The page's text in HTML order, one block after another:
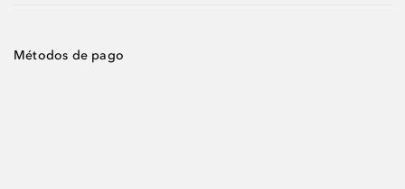
Métodos de pago